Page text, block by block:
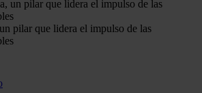
pilar que lidera el impulso de las